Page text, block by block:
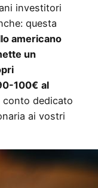
investitori
questa
americano
un
100€ al
dedicato
ai vostri